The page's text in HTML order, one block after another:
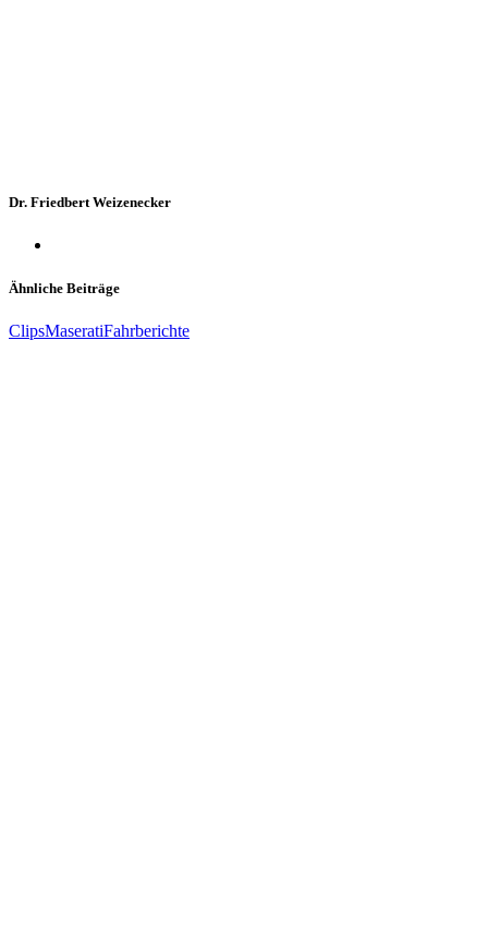
Dr. Friedbert Weizenecker
Ähnliche Beiträge
ClipsMaseratiFahrberichte